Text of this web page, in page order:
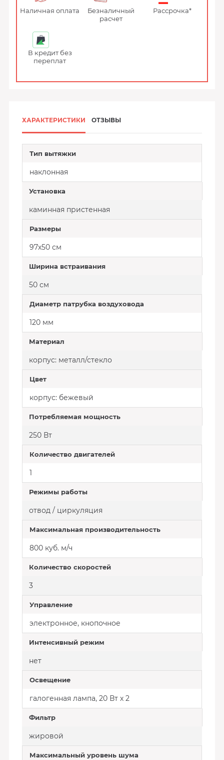
Наличная оплата
Безналичный
расчет
Рассрочка*
В кредит без
переплат
ХАРАКТЕРИСТИКИ ОТЗЫВЫ
Тип вытяжки
наклонная
Установка
каминная пристенная
Размеры
97х50 см
Ширина встраивания
50 см
Диаметр патрубка воздуховода
120 мм
Материал
корпус: металл/стекло
Цвет
корпус: бежевый
Потребляемая мощность
250 Вт
Количество двигателей
1
Режимы работы
отвод / циркуляция
Максимальная производительность
800 куб. м/ч
Количество скоростей
3
Управление
электронное, кнопочное
Интенсивный режим
нет
Освещение
галогенная лампа, 20 Вт х 2
Фильтр
жировой
Максимальный уровень шума